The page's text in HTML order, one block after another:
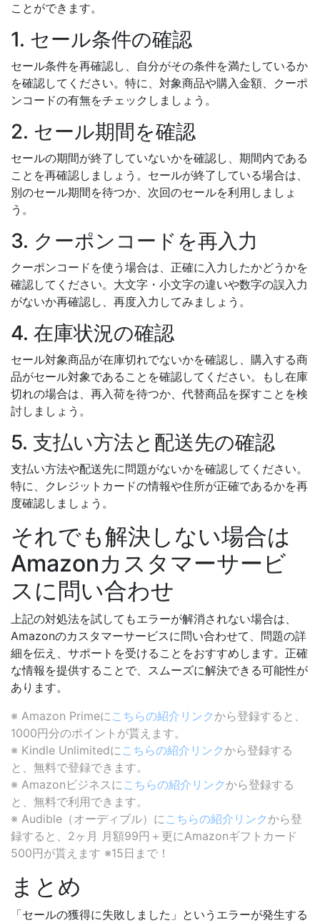
ことができます。
1. セール条件の確認
セール条件を再確認し、自分がその条件を満たしているか
を確認してください。特に、対象商品や購入金額、クーポ
ンコードの有無をチェックしましょう。
2. セール期間を確認
セールの期間が終了していないかを確認し、期間内である
ことを再確認しましょう。セールが終了している場合は、
別のセール期間を待つか、次回のセールを利用しましょ
う。
3. クーポンコードを再入力
クーポンコードを使う場合は、正確に入力したかどうかを
確認してください。大文字・小文字の違いや数字の誤入力
がないか再確認し、再度入力してみましょう。
4. 在庫状況の確認
セール対象商品が在庫切れでないかを確認し、購入する商
品がセール対象であることを確認してください。もし在庫
切れの場合は、再入荷を待つか、代替商品を探すことを検
討しましょう。
5. 支払い方法と配送先の確認
支払い方法や配送先に問題がないかを確認してください。
特に、クレジットカードの情報や住所が正確であるかを再
度確認しましょう。
それでも解決しない場合は
Amazonカスタマーサービ
スに問い合わせ
上記の対処法を試してもエラーが解消されない場合は、
Amazonのカスタマーサービスに問い合わせて、問題の詳
細を伝え、サポートを受けることをおすすめします。正確
な情報を提供することで、スムーズに解決できる可能性が
あります。
※ Amazon Primeにこちらの紹介リンク から登録すると、
1000円分のポイントが貰えます。
※ Kindle Unlimitedにこちらの紹介リンク から登録する
と、無料で登録できます。
※ Amazonビジネスにこちらの紹介リンク から登録する
と、無料で利用できます。
※ Audible（オーディブル）にこちらの紹介リンク から登
録すると、2ヶ月 月額99円＋更にAmazonギフトカード
500円が貰えます ※15日まで！
まとめ
「セールの獲得に失敗しました」というエラーが発生する